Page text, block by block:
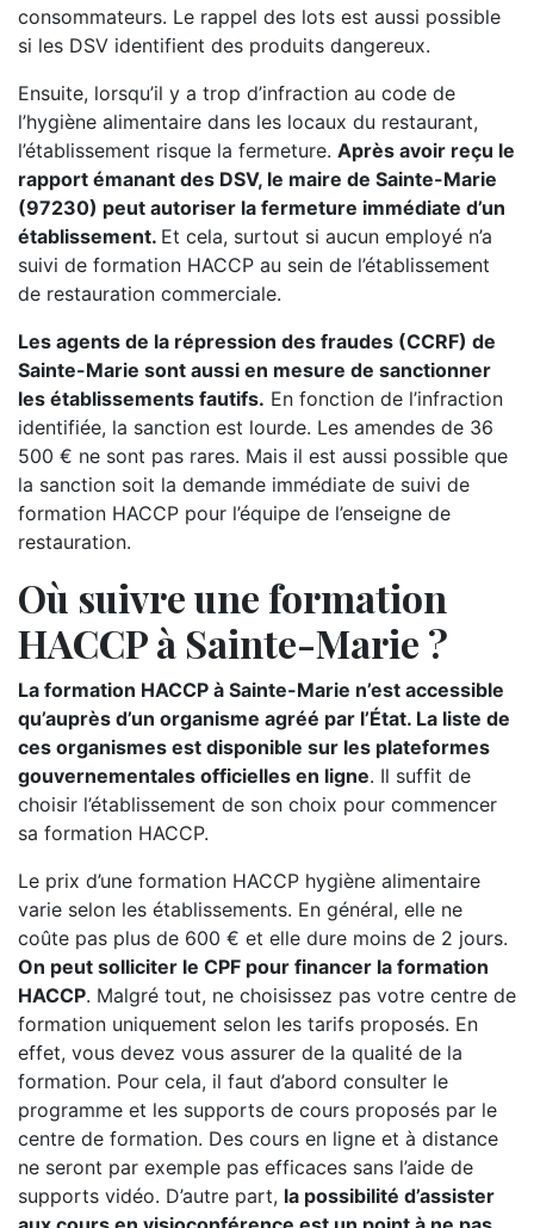
consommateurs. Le rappel des lots est aussi possible
si les DSV identifient des produits dangereux.
Ensuite, lorsqu’il y a trop d’infraction au code de
l’hygiène alimentaire dans les locaux du restaurant,
l’établissement risque la fermeture. Après avoir reçu le
rapport émanant des DSV, le maire de Sainte-Marie
(97230) peut autoriser la fermeture immédiate d’un
établissement. Et cela, surtout si aucun employé n’a
suivi de formation HACCP au sein de l’établissement
de restauration commerciale.
Les agents de la répression des fraudes (CCRF) de
Sainte-Marie sont aussi en mesure de sanctionner
les établissements fautifs. En fonction de l’infraction
identifiée, la sanction est lourde. Les amendes de 36
500 € ne sont pas rares. Mais il est aussi possible que
la sanction soit la demande immédiate de suivi de
formation HACCP pour l’équipe de l’enseigne de
restauration.
Où suivre une formation
HACCP à Sainte-Marie ?
La formation HACCP à Sainte-Marie n’est accessible
qu’auprès d’un organisme agréé par l’État. La liste de
ces organismes est disponible sur les plateformes
gouvernementales officielles en ligne. Il suffit de
choisir l’établissement de son choix pour commencer
sa formation HACCP.
Le prix d’une formation HACCP hygiène alimentaire
varie selon les établissements. En général, elle ne
coûte pas plus de 600 € et elle dure moins de 2 jours.
On peut solliciter le CPF pour financer la formation
HACCP. Malgré tout, ne choisissez pas votre centre de
formation uniquement selon les tarifs proposés. En
effet, vous devez vous assurer de la qualité de la
formation. Pour cela, il faut d’abord consulter le
programme et les supports de cours proposés par le
centre de formation. Des cours en ligne et à distance
ne seront par exemple pas efficaces sans l’aide de
supports vidéo. D’autre part, la possibilité d’assister